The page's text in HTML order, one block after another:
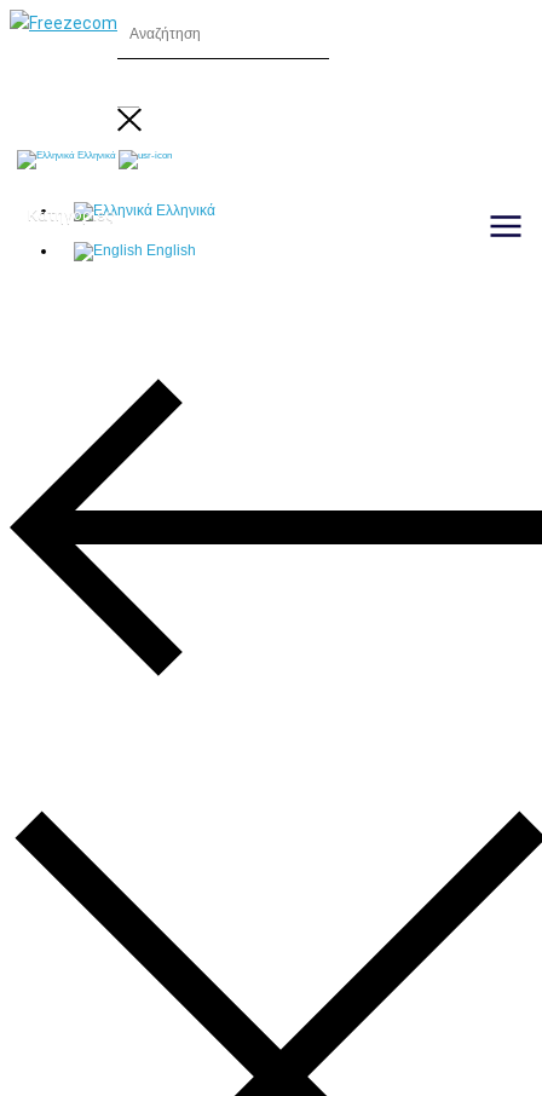
Ελληνικά
Ελληνικά
English
Κατηγορίες